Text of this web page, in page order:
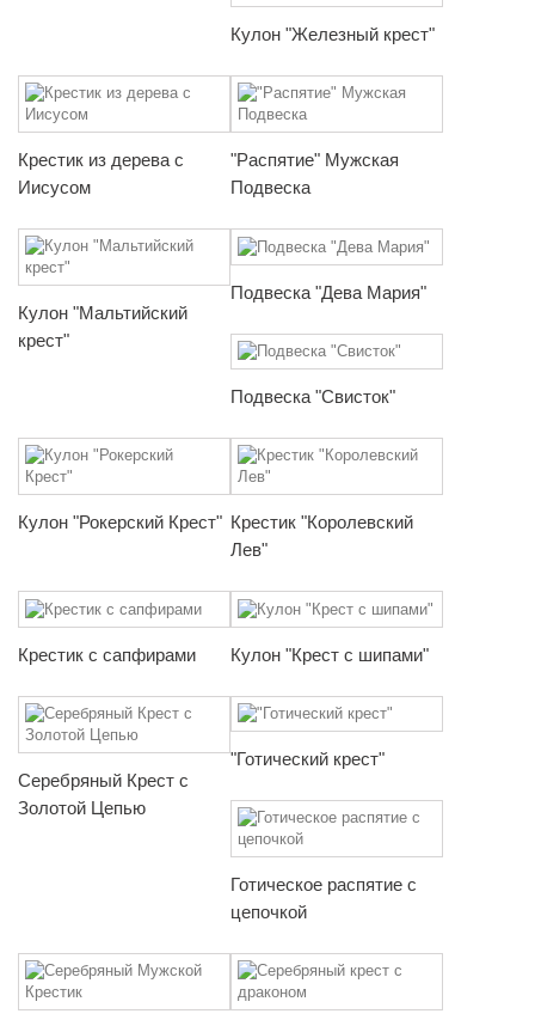
Кулон "Железный крест"
Крестик из дерева с
Иисусом
"Распятие" Мужская
Подвеска
Кулон "Мальтийский
крест"
Подвеска "Дева Мария"
Подвеска "Свисток"
Кулон "Рокерский Крест" Крестик "Королевский
Лев"
Крестик с сапфирами Кулон "Крест с шипами"
Серебряный Крест с
Золотой Цепью
"Готический крест"
Готическое распятие с
цепочкой